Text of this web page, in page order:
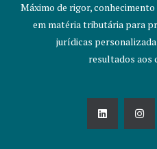
Máximo de rigor,
em matéria tributária para
jurídicas
resultados aos
L
i
n
k
I
n
s
t